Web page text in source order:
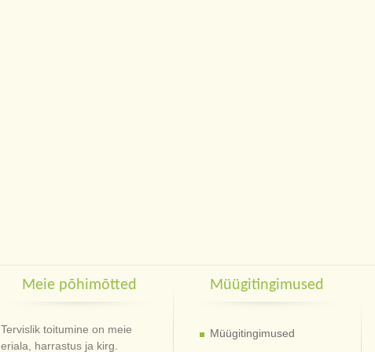
Meie põhimõtted
Tervislik toitumine on meie
eriala, harrastus ja kirg.
Müügitingimused
Müügitingimused